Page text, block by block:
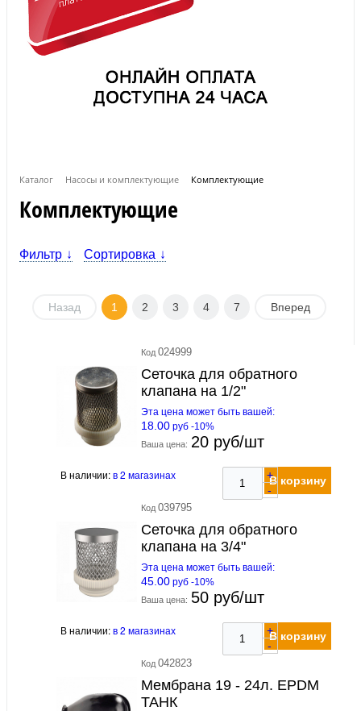
Каталог Насосы и комплектующие Комплектующие
Комплектующие
Фильтр Сортировка
Назад 1 2 3 4 7 Вперед
Код 024999
Сеточка для обратного
клапана на 1/2"
Эта цена может быть вашей:
18.00 руб -10%
Ваша цена: 20 руб/шт
В наличии:в 2 магазинах
+
-
В корзину
Код 039795
Сеточка для обратного
клапана на 3/4"
Эта цена может быть вашей:
45.00 руб -10%
Ваша цена: 50 руб/шт
В наличии:в 2 магазинах
+
-
В корзину
Код 042823
Мембрана 19 - 24л. EPDM
ТАНК